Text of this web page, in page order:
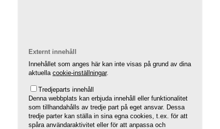
Externt innehåll
Innehållet som anges här kan inte visas på grund av dina
aktuella cookie-inställningar.
Tredjeparts innehåll
Denna webbplats kan erbjuda innehåll eller funktionalitet
som tillhandahålls av tredje part på eget ansvar. Dessa
tredje parter kan ställa in sina egna cookies, t.ex. för att
spåra användaraktivitet eller för att anpassa och